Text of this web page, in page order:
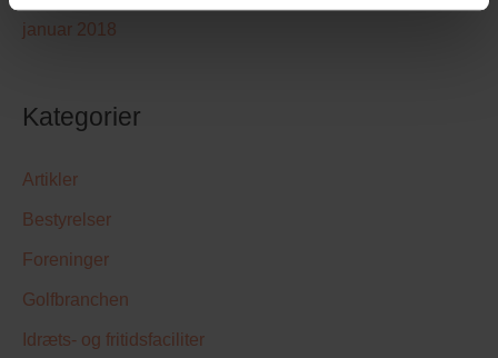
januar 2018
Kategorier
Artikler
Bestyrelser
Foreninger
Golfbranchen
Idræts- og fritidsfaciliter